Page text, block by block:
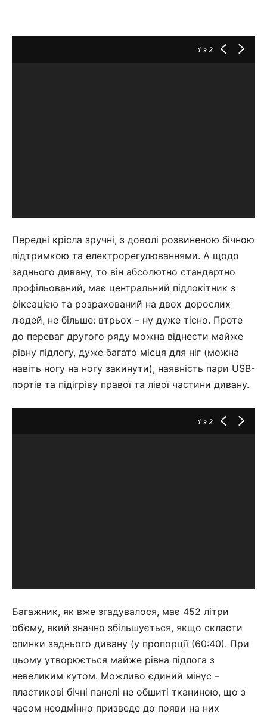
1з 2
Передні крісла зручні, з доволі розвиненою бічною
підтримкою та електрорегулюваннями. А щодо
заднього дивану, то він абсолютно стандартно
профільований, має центральний підлокітник з
фіксацією та розрахований на двох дорослих
людей, не більше: втрьох – ну дуже тісно. Проте
до переваг другого ряду можна віднести майже
рівну підлогу, дуже багато місця для ніг (можна
навіть ногу на ногу закинути), наявність пари USB-
портів та підігріву правої та лівої частини дивану.
1з 2
Багажник, як вже згадувалося, має 452 літри
об’єму, який значно збільшується, якщо скласти
спинки заднього дивану (у пропорції (60:40). При
цьому утворюється майже рівна підлога з
невеликим кутом. Можливо єдиний мінус –
пластикові бічні панелі не обшиті тканиною, що з
часом неодмінно призведе до появи на них